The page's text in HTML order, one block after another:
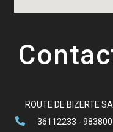
ROUTE DE BIZERTE
36112233 -